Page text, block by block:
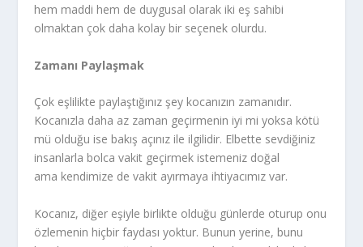
hem maddi hem de duygusal olarak iki eş sahibi
olmaktan çok daha kolay bir seçenek olurdu.
Zamanı Paylaşmak
Çok eşlilikte paylaştığınız şey kocanızın zamanıdır.
Kocanızla daha az zaman geçirmenin iyi mi yoksa kötü
mü olduğu ise bakış açınız ile ilgilidir. Elbette sevdiğiniz
insanlarla bolca vakit geçirmek istemeniz doğal
ama kendimize de vakit ayırmaya ihtiyacımız var.
Kocanız, diğer eşiyle birlikte olduğu günlerde oturup onu
özlemenin hiçbir faydası yoktur. Bunun yerine, bunu